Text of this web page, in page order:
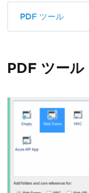
PDF ツール
PDF ツール